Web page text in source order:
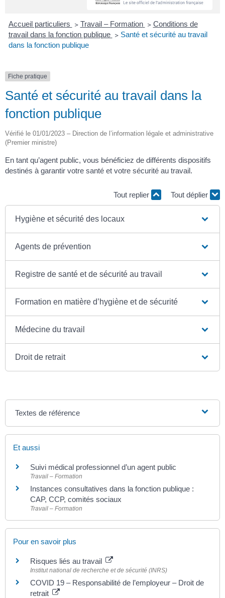
Accueil particuliers > Travail – Formation > Conditions de
travail dans la fonction publique > Santé et sécurité au travail
dans la fonction publique
Fiche pratique
Santé et sécurité au travail dans la
fonction publique
Vérifié le 01/01/2023 – Direction de l’information légale et administrative
(Premier ministre)
En tant qu’agent public, vous bénéficiez de différents dispositifs
destinés à garantir votre santé et votre sécurité au travail.
Tout replier Tout déplier
Hygiène et sécurité des locaux
Agents de prévention
Registre de santé et de sécurité au travail
Formation en matière d’hygiène et de sécurité
Médecine du travail
Droit de retrait
Textes de référence
Et aussi
Suivi médical professionnel d’un agent public
Travail – Formation
Instances consultatives dans la fonction publique :
CAP, CCP, comités sociaux
Travail – Formation
Pour en savoir plus
Risques liés au travail
Institut national de recherche et de sécurité (INRS)
COVID 19 – Responsabilité de l’employeur – Droit de
retrait